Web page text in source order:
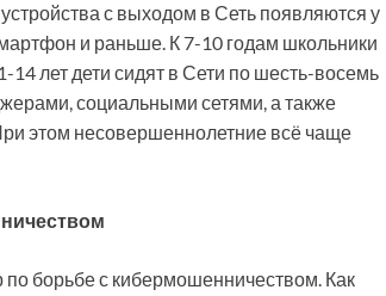
с выходом в Сеть появляются у
и раньше. К 7-10 годам школьники
14 лет дети сидят в Сети по шесть-восемь
социальными сетями, а также
этом несовершеннолетние всё чаще
по борьбе с кибермошенничеством. Как